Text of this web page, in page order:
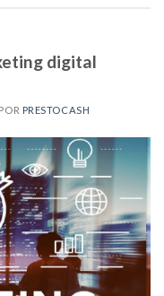
digital
POR PRESTOCASH